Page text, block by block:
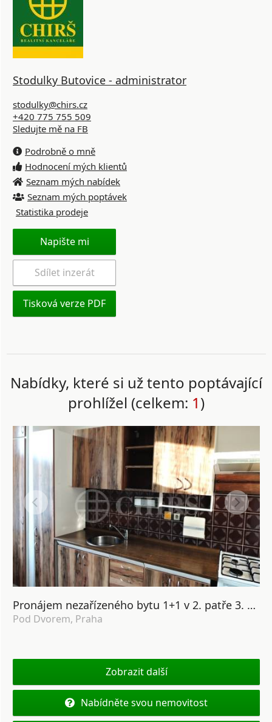
Stodulky Butovice - administrator
stodulky@chirs.cz
+420 775 755 509
Sledujte mě na FB
Podrobně o mně
Hodnocení mých klientů
Seznam mých nabídek
Seznam mých poptávek
Statistika prodeje
Napište mi
Sdílet inzerát
Tisková verze PDF
Nabídky, které si už tento poptávající
prohlížel (celkem: 1)
Pronájem nezařízeného bytu 1+1 v 2. patře 3. patrového domu v ul. Pod Dvorem, Praha 6 - Veleslavín.
Pod Dvorem, Praha
Zobrazit další
Nabídněte svou nemovitost